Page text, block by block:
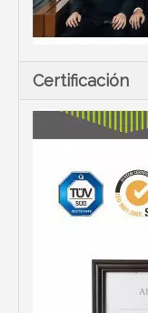
Certificación